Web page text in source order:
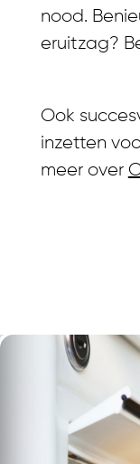
nood.
eruitzag?
Ook
inzetten
meer over